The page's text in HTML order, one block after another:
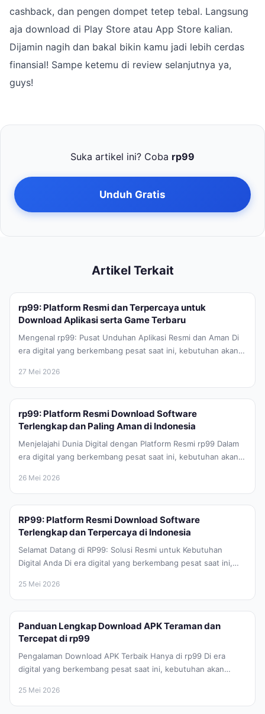
cashback, dan pengen dompet tetep tebal. Langsung
aja download di Play Store atau App Store kalian.
Dijamin nagih dan bakal bikin kamu jadi lebih cerdas
finansial! Sampe ketemu di review selanjutnya ya,
guys!
Suka artikel ini? Coba rp99
Unduh Gratis
Artikel Terkait
rp99: Platform Resmi dan Terpercaya untuk
Download Aplikasi serta Game Terbaru
Mengenal rp99: Pusat Unduhan Aplikasi Resmi dan Aman Di
era digital yang berkembang pesat saat ini, kebutuhan akan
27 Mei 2026
rp99: Platform Resmi Download Software
Terlengkap dan Paling Aman di Indonesia
Menjelajahi Dunia Digital dengan Platform Resmi rp99 Dalam
era digital yang berkembang pesat saat ini, kebutuhan akan
26 Mei 2026
RP99: Platform Resmi Download Software
Terlengkap dan Terpercaya di Indonesia
Selamat Datang di RP99: Solusi Resmi untuk Kebutuhan
Digital Anda Di era digital yang berkembang pesat saat ini,
25 Mei 2026
Panduan Lengkap Download APK Teraman dan
Tercepat di rp99
Pengalaman Download APK Terbaik Hanya di rp99 Di era
digital yang berkembang pesat saat ini, kebutuhan akan
25 Mei 2026